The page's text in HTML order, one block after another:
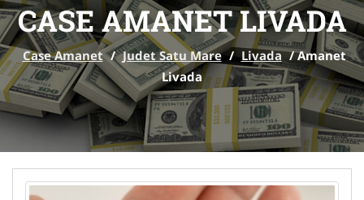
CASE AMANET LIVADA
Case Amanet / Judet Satu Mare / Livada /Amanet
Livada